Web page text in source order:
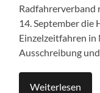
Radfahrerverband
14. September die
Einzelzeitfahren in
Ausschreibung
Weiterlesen